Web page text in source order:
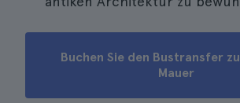
Buchen Sie den Bustransfer
Mauer